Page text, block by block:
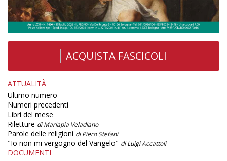
ACQUISTA FASCICOLI
ATTUALITÀ
Ultimo numero
Numeri precedenti
Libri del mese
Riletture di Mariapia Veladiano
Parole delle religioni di Piero Stefani
"Io non mi vergogno del Vangelo" di Luigi Accattoli
DOCUMENTI